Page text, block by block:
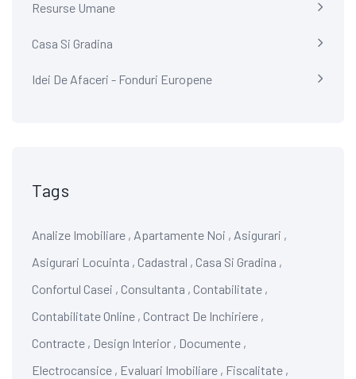
Resurse Umane
Casa Si Gradina
Idei De Afaceri - Fonduri Europene
Tags
Analize Imobiliare , Apartamente Noi , Asigurari ,
Asigurari Locuinta , Cadastral , Casa Si Gradina ,
Confortul Casei , Consultanta , Contabilitate ,
Contabilitate Online , Contract De Inchiriere ,
Contracte , Design Interior , Documente ,
Electrocansice , Evaluari Imobiliare , Fiscalitate ,